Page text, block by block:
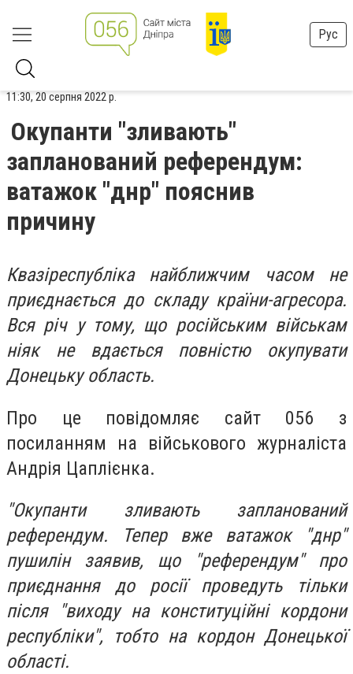
Рус
11:30, 20 серпня 2022 р.
Окупанти "зливають"
запланований референдум:
ватажок "днр" пояснив
причину
Квазіреспубліка найближчим часом не
приєднається до складу країни-агресора.
Вся річ у тому, що російським військам
ніяк не вдається повністю окупувати
Донецьку область.
Про це повідомляє сайт 056 з
посиланням на військового журналіста
Андрія Цаплієнка.
"Окупанти зливають запланований
референдум. Тепер вже ватажок "днр"
пушилін заявив, що "референдум" про
приєднання до росії проведуть тільки
після "виходу на конституційні кордони
республіки", тобто на кордон Донецької
області.